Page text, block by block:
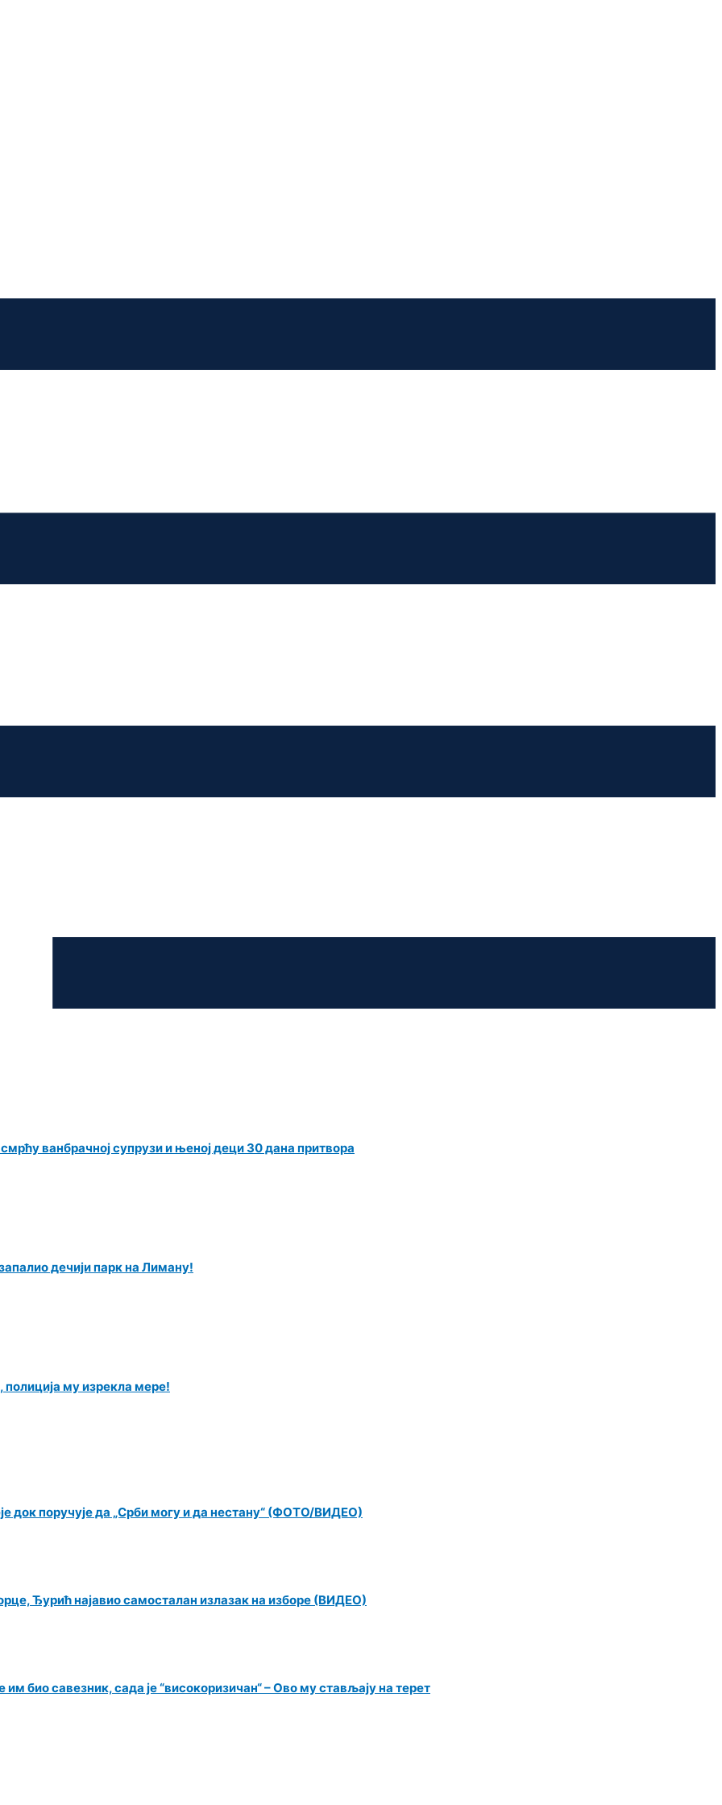
ванбрачној супрузи и њеној деци 30 дана притвора
дечији парк на Лиману!
полиција му изрекла мере!
док поручује да „Срби могу и да нестану“ (ФОТО/ВИДЕО)
Ђурић најавио самосталан излазак на изборе (ВИДЕО)
био савезник, сада је “високоризичан“ – Ово му стављају на терет